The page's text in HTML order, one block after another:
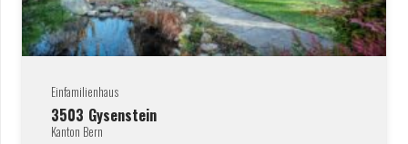
Einfamilienhaus
3503 Gysenstein
Kanton Bern